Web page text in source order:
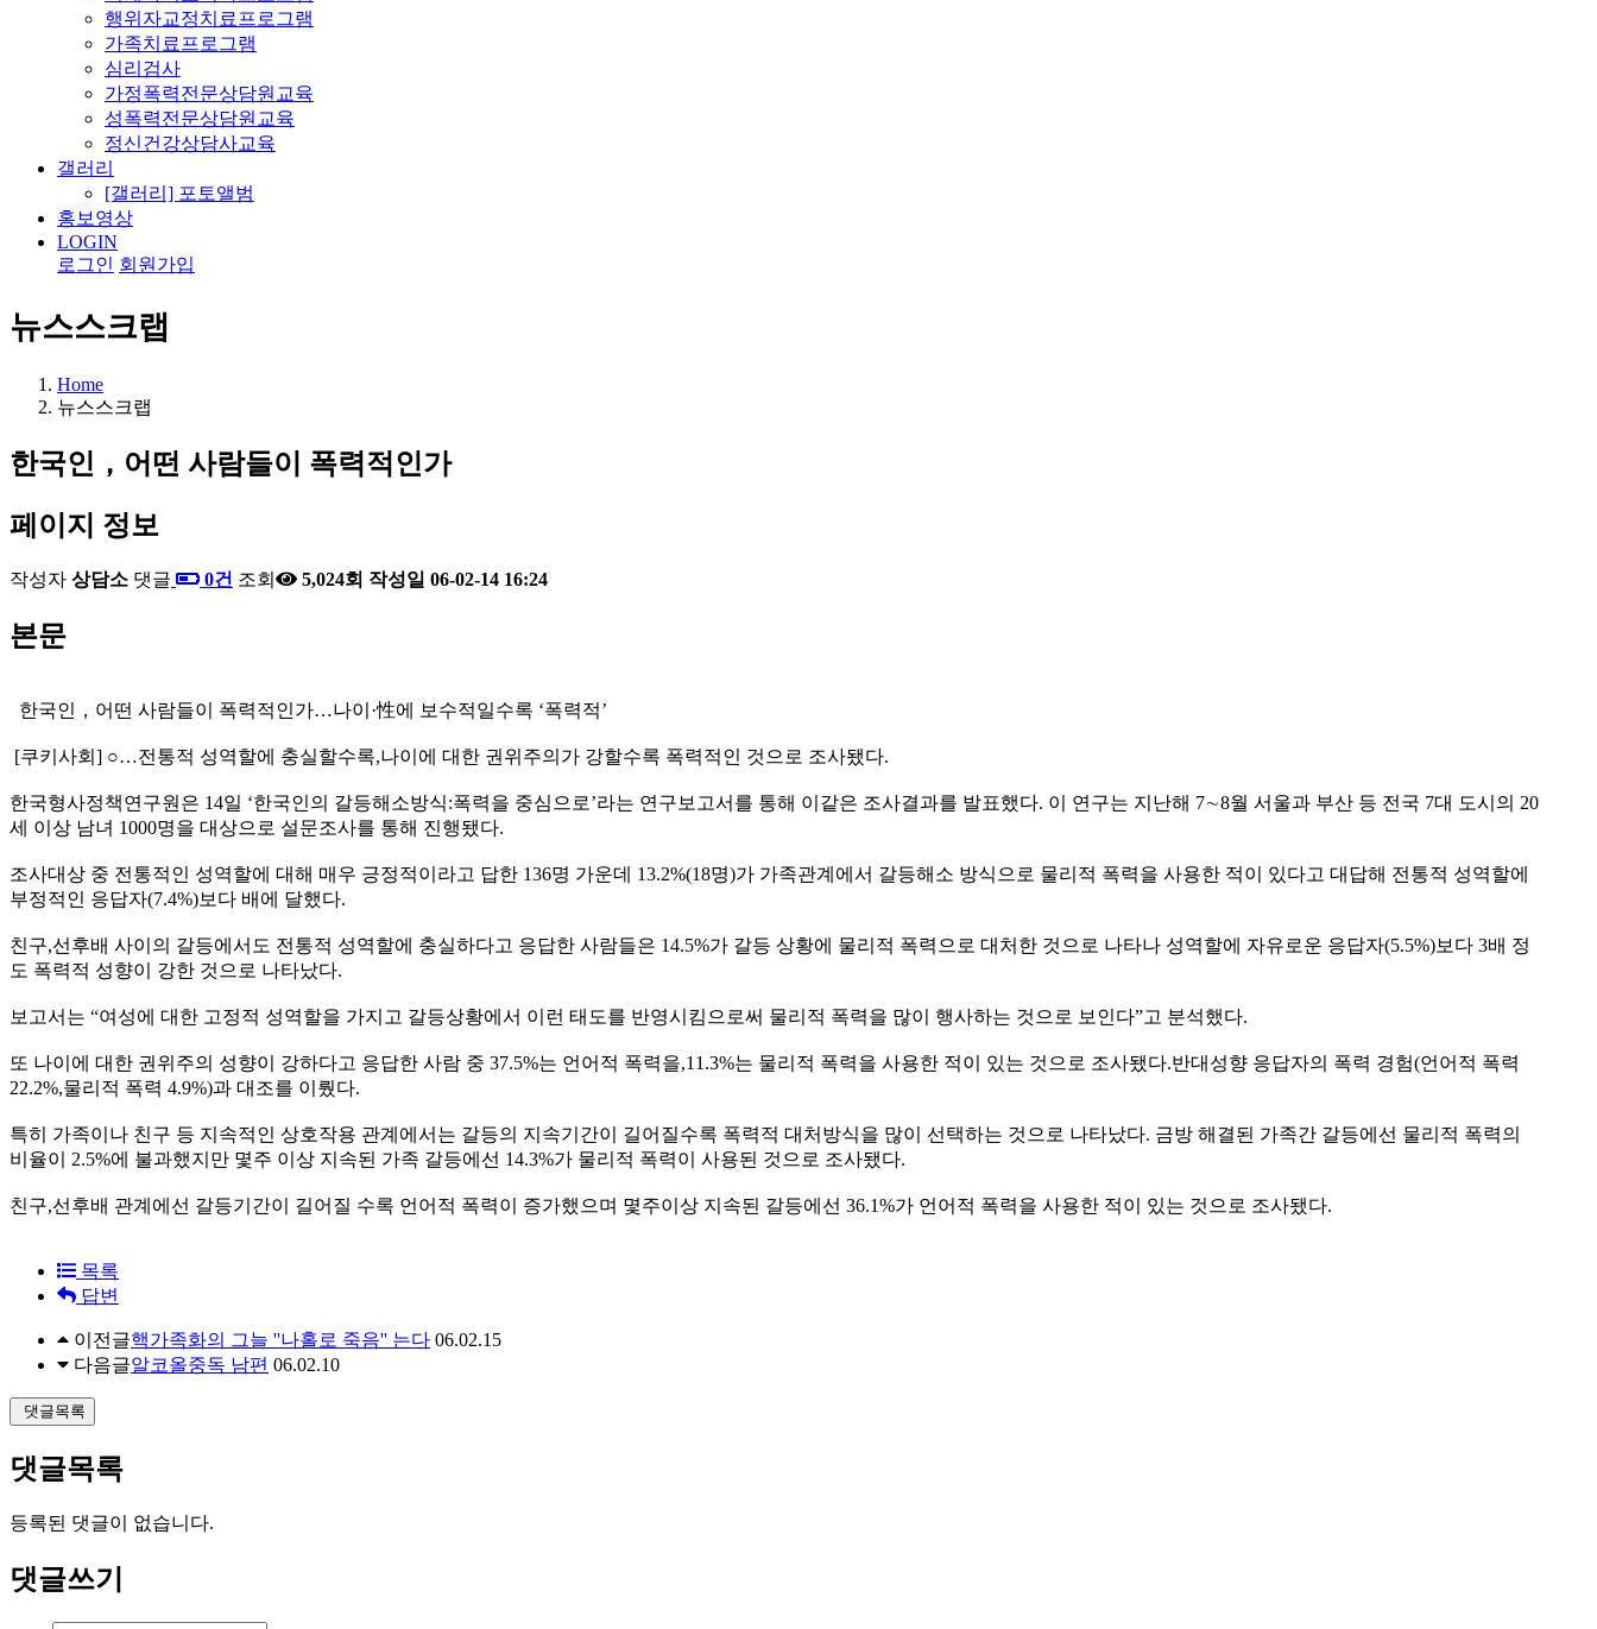
행위자교정치료프로그램
가족치료프로그램
심리검사
가정폭력전문상담원교육
성폭력전문상담원교육
정신건강상담사교육
갤러리
[갤러리] 포토앨범
홍보영상
LOGIN
로그인 회원가입
뉴스스크랩
Home
뉴스스크랩
한국인，어떤 사람들이 폭력적인가
페이지 정보
작성자 상담소 댓글 0건 조회 5,024회 작성일 06-02-14 16:24
본문
한국인，어떤 사람들이 폭력적인가…나이·性에 보수적일수록 ‘폭력적’
[쿠키사회] ○…전통적 성역할에 충실할수록,나이에 대한 권위주의가 강할수록 폭력적인 것으로 조사됐다.
한국형사정책연구원은 14일 ‘한국인의 갈등해소방식:폭력을 중심으로’라는 연구보고서를 통해 이같은 조사결과를 발표했다. 이 연구는 지난해 7∼8월 서울과 부산 등 전국 7대 도시의 20
세 이상 남녀 1000명을 대상으로 설문조사를 통해 진행됐다.
조사대상 중 전통적인 성역할에 대해 매우 긍정적이라고 답한 136명 가운데 13.2%(18명)가 가족관계에서 갈등해소 방식으로 물리적 폭력을 사용한 적이 있다고 대답해 전통적 성역할에
부정적인 응답자(7.4%)보다 배에 달했다.
친구,선후배 사이의 갈등에서도 전통적 성역할에 충실하다고 응답한 사람들은 14.5%가 갈등 상황에 물리적 폭력으로 대처한 것으로 나타나 성역할에 자유로운 응답자(5.5%)보다 3배 정
도 폭력적 성향이 강한 것으로 나타났다.
보고서는 “여성에 대한 고정적 성역할을 가지고 갈등상황에서 이런 태도를 반영시킴으로써 물리적 폭력을 많이 행사하는 것으로 보인다”고 분석했다.
또 나이에 대한 권위주의 성향이 강하다고 응답한 사람 중 37.5%는 언어적 폭력을,11.3%는 물리적 폭력을 사용한 적이 있는 것으로 조사됐다.반대성향 응답자의 폭력 경험(언어적 폭력
22.2%,물리적 폭력 4.9%)과 대조를 이뤘다.
특히 가족이나 친구 등 지속적인 상호작용 관계에서는 갈등의 지속기간이 길어질수록 폭력적 대처방식을 많이 선택하는 것으로 나타났다. 금방 해결된 가족간 갈등에선 물리적 폭력의
비율이 2.5%에 불과했지만 몇주 이상 지속된 가족 갈등에선 14.3%가 물리적 폭력이 사용된 것으로 조사됐다.
친구,선후배 관계에선 갈등기간이 길어질 수록 언어적 폭력이 증가했으며 몇주이상 지속된 갈등에선 36.1%가 언어적 폭력을 사용한 적이 있는 것으로 조사됐다.
목록
답변
이전글핵가족화의 그늘 ''나홀로 죽음'' 는다 06.02.15
다음글알코올중독 남편 06.02.10
댓글목록
댓글목록
등록된 댓글이 없습니다.
댓글쓰기